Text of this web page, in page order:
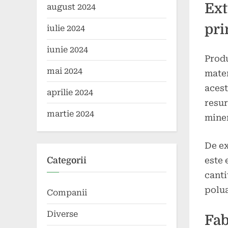
De
este
august 2024
iulie 2024
iunie 2024
mai 2024
aprilie 2024
martie 2024
Categorii
Companii
Diverse